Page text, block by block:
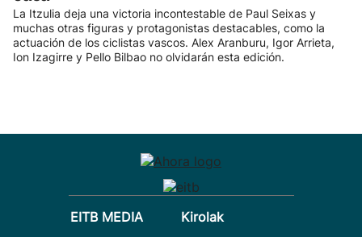
La Itzulia deja una victoria incontestable de Paul Seixas y
muchas otras figuras y protagonistas destacables, como la
actuación de los ciclistas vascos. Alex Aranburu, Igor Arrieta,
Ion Izagirre y Pello Bilbao no olvidarán esta edición.
EITB MEDIA
Kirolak